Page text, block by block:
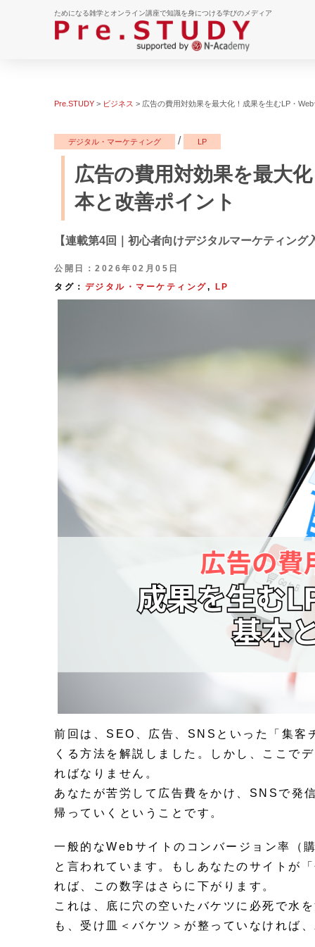
ためになる雑学とオンライン講座で知識を身につける学びのメディア
Pre.STUDY > ビジネス > 広告の費用対効果を最大化！成果を生むLP・
デジタル・マーケティング / LP
広告の費用対効果を最大
本と改善ポイント
【連載第4回｜初心者向けデジタルマーケティング
公開日：2026年02月05日
タグ： デジタル・マーケティング, LP
前回は、SEO、広告、SNSといった「集客
くる方法を解説しました。しかし、ここで
ればなりません。
あなたが苦労して広告費をかけ、SNSで発
帰っていくということです。
一般的なWebサイトのコンバージョン率（
と言われています。もしあなたのサイトが
れば、この数字はさらに下がります。
これは、底に穴の空いたバケツに必死で水
も、受け皿＜バケツ＞が整っていなければ